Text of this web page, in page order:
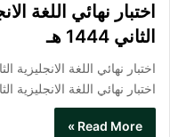
اختبار نهائي اللغة
الثاني 1444 هـ
اختبار نهائي اللغة
Read More »